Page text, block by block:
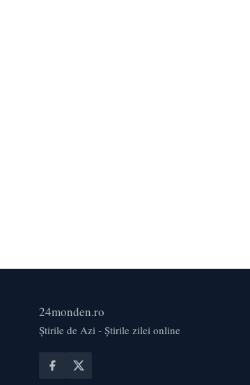
24monden.ro
Știrile de Azi - Știrile zilei online